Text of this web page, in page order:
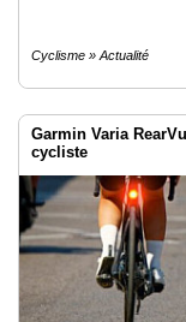
Cyclisme » Actualité
Garmin Varia
cycliste